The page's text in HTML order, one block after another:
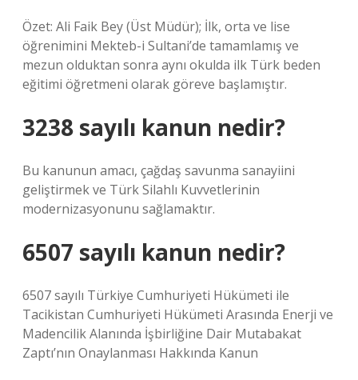
Özet: Ali Faik Bey (Üst Müdür); İlk, orta ve lise
öğrenimini Mekteb-i Sultani’de tamamlamış ve
mezun olduktan sonra aynı okulda ilk Türk beden
eğitimi öğretmeni olarak göreve başlamıştır.
3238 sayılı kanun nedir?
Bu kanunun amacı, çağdaş savunma sanayiini
geliştirmek ve Türk Silahlı Kuvvetlerinin
modernizasyonunu sağlamaktır.
6507 sayılı kanun nedir?
6507 sayılı Türkiye Cumhuriyeti Hükümeti ile
Tacikistan Cumhuriyeti Hükümeti Arasında Enerji ve
Madencilik Alanında İşbirliğine Dair Mutabakat
Zaptı’nın Onaylanması Hakkında Kanun